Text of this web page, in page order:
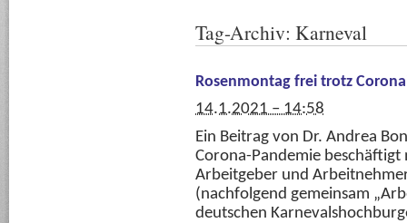
Tag-Archiv: Karneval
Rosenmontag frei trotz
14.1.2021 – 14:58
Ein Beitrag von Dr. Andrea
Corona-Pandemie
Arbeitgeber und
(nachfolgend gemeinsam
deutschen